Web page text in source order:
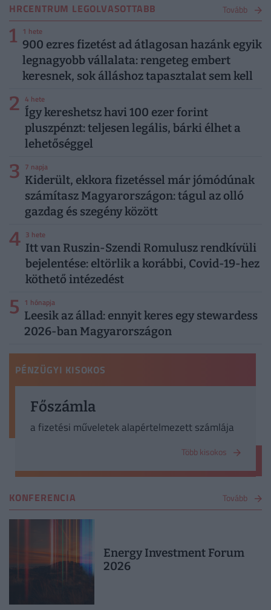
HRCENTRUM LEGOLVASOTTABB Tovább
1 1 hete
900 ezres fizetést ad átlagosan hazánk egyik
legnagyobb vállalata: rengeteg embert
keresnek, sok álláshoz tapasztalat sem kell
2 4 hete
Így kereshetsz havi 100 ezer forint
pluszpénzt: teljesen legális, bárki élhet a
lehetőséggel
3 7 napja
Kiderült, ekkora fizetéssel már jómódúnak
számítasz Magyarországon: tágul az olló
gazdag és szegény között
4 3 hete
Itt van Ruszin-Szendi Romulusz rendkívüli
bejelentése: eltörlik a korábbi, Covid-19-hez
köthető intézedést
5 1 hónapja
Leesik az állad: ennyit keres egy stewardess
2026-ban Magyarországon
PÉNZÜGYI KISOKOS
Főszámla
a fizetési műveletek alapértelmezett számlája
Több kisokos
KONFERENCIA Tovább
Energy Investment Forum
2026